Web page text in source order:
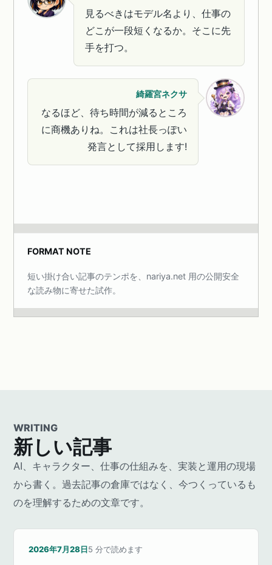
見るべきはモデル名より、仕事の
どこが一段短くなるか。そこに先
手を打つ。
綺羅宮ネクサ
なるほど、待ち時間が減るところ
に商機ありね。これは社長っぽい
発言として採用します!
FORMAT NOTE
短い掛け合い記事のテンポを、nariya.net 用の公開安全
な読み物に寄せた試作。
WRITING
新しい記事
AI、キャラクター、仕事の仕組みを、実装と運用の現場
から書く。過去記事の倉庫ではなく、今つくっているも
のを理解するための文章です。
2026年7月28日5 分で読めます